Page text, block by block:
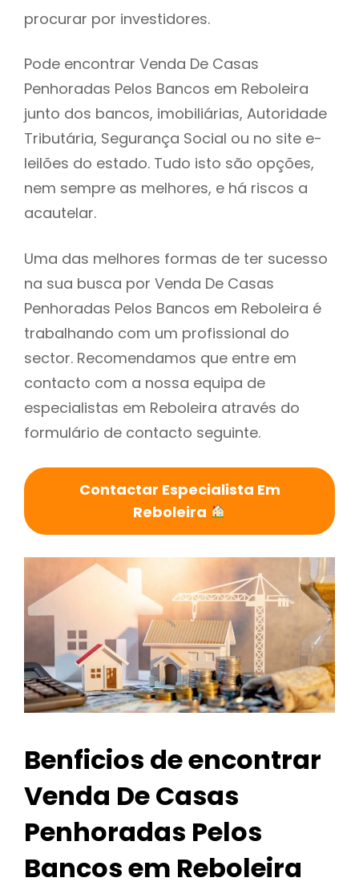
procurar por investidores.
Pode encontrar Venda De Casas
Penhoradas Pelos Bancos em Reboleira
junto dos bancos, imobiliárias, Autoridade
Tributária, Segurança Social ou no site e-
leilões do estado. Tudo isto são opções,
nem sempre as melhores, e há riscos a
acautelar.
Uma das melhores formas de ter sucesso
na sua busca por Venda De Casas
Penhoradas Pelos Bancos em Reboleira é
trabalhando com um profissional do
sector. Recomendamos que entre em
contacto com a nossa equipa de
especialistas em Reboleira através do
formulário de contacto seguinte.
Contactar Especialista Em
Reboleira
Benficios de encontrar
Venda De Casas
Penhoradas Pelos
Bancos em Reboleira